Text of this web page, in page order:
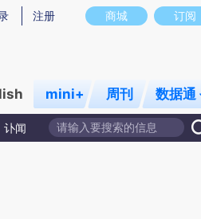
意图存在偏差。不代表财新观点和立场。
商城 订阅
注册
mini+ 周刊 数据通
讣闻